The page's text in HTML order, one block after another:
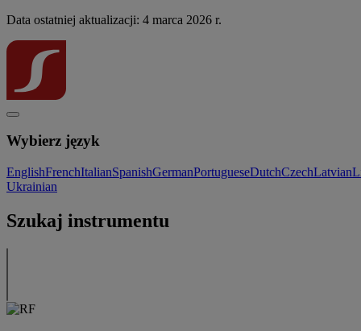
Data ostatniej aktualizacji: 4 marca 2026 r.
Wybierz język
EnglishFrenchItalianSpanishGermanPortugueseDutchCzechLatvian
Ukrainian
Szukaj instrumentu